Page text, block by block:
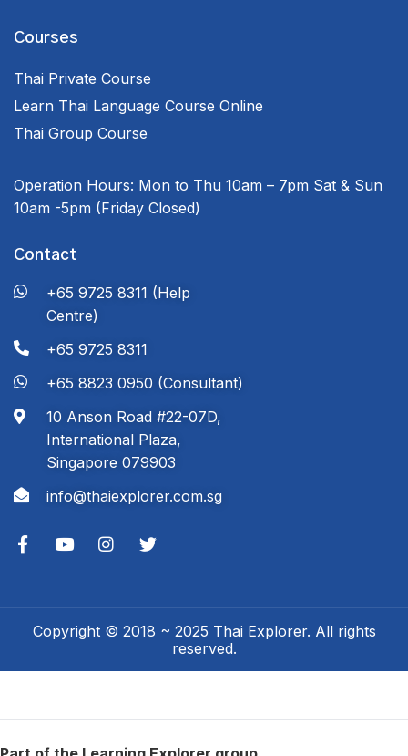
Courses
Thai Private Course
Learn Thai Language Course Online
Thai Group Course
Operation Hours: Mon to Thu 10am – 7pm Sat & Sun
10am -5pm (Friday Closed)
Contact
+65 9725 8311 (Help
Centre)
+65 9725 8311
+65 8823 0950 (Consultant)
10 Anson Road #22-07D,
International Plaza,
Singapore 079903
info@thaiexplorer.com.sg
Copyright © 2018 ~ 2025 Thai Explorer. All rights
reserved.